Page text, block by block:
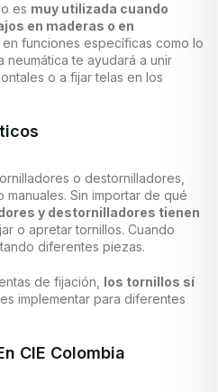
es muy utilizada cuando
en maderas o en
funciones específicas como lo
neumática te ayudará a unir
o a fijar telas en los
o destornilladores,
Sin importar de qué
y destornilladores tienen
o apretar tornillos. Cuando
diferentes piezas.
de fijación, los tornillos sí
implementar para diferentes
CIE Colombia